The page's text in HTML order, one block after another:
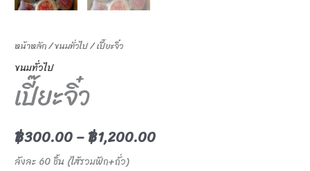
หน้าหลัก/ขนมทั่วไป/ เปี๊ยะจิ๋ว
ขนมทั่วไป
เปี๊ยะจิ๋ว
฿300.00–฿1,200.00
ลังละ 60 ชิ้น (ไส้รวมฟัก+ถั่ว)